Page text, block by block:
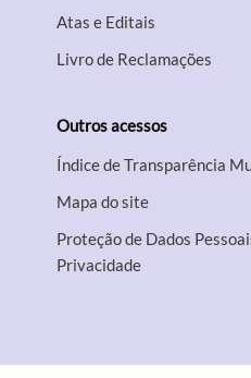
Atas e Editais
Livro de Reclamações
Outros acessos
Índice de Transparência
Mapa do site
Proteção de Dados
Privacidade